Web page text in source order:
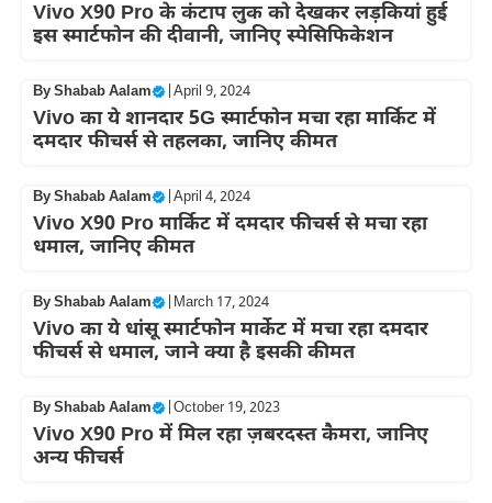
Vivo X90 Pro के कंटाप लुक को देखकर लड़कियां हुई
इस स्मार्टफोन की दीवानी, जानिए स्पेसिफिकेशन
ByShabab Aalam April 9, 2024
Vivo का ये शानदार 5G स्मार्टफोन मचा रहा मार्किट में
दमदार फीचर्स से तहलका, जानिए कीमत
ByShabab Aalam April 4, 2024
Vivo X90 Pro मार्किट में दमदार फीचर्स से मचा रहा
धमाल, जानिए कीमत
ByShabab Aalam March 17, 2024
Vivo का ये धांसू स्मार्टफोन मार्केट में मचा रहा दमदार
फीचर्स से धमाल, जाने क्या है इसकी कीमत
ByShabab Aalam October 19, 2023
Vivo X90 Pro में मिल रहा ज़बरदस्त कैमरा, जानिए
अन्य फीचर्स